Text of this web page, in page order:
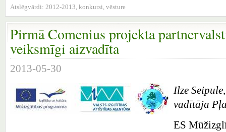
Atslēgvārdi: 2012-2013 konkursi vēsture
Pirmā Comenius projekta
veiksmīgi aizvadīta
2013-05-30
Ilze
vadītāja
ES